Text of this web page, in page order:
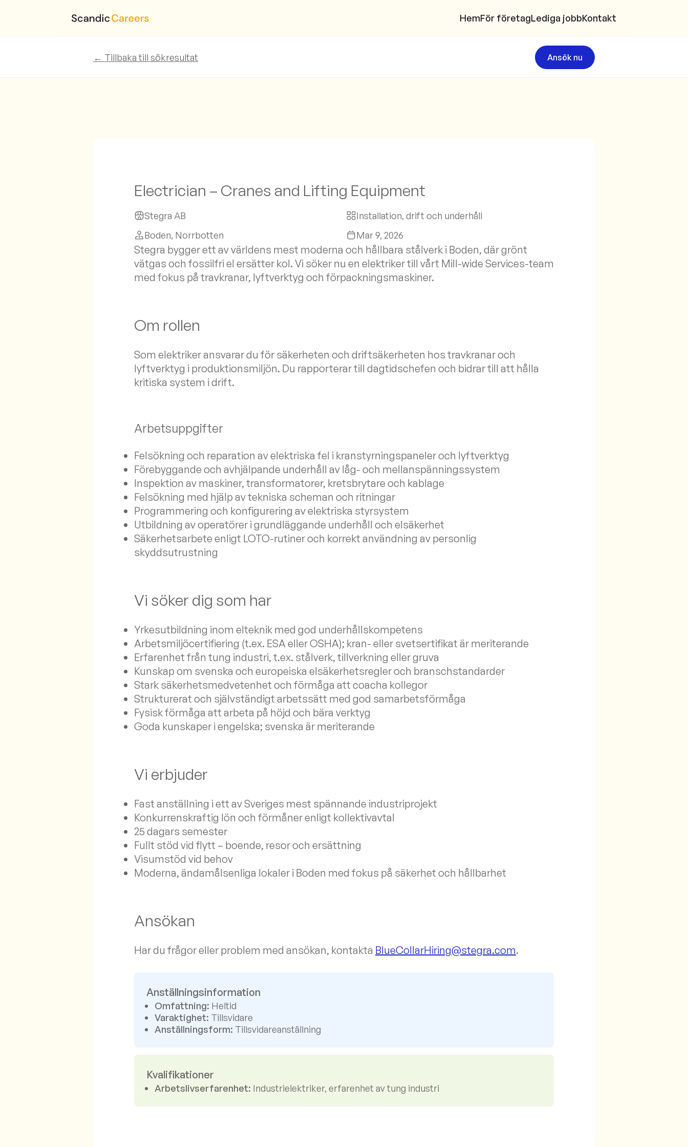
HemFör företagLediga jobbKontakt
← Tillbaka till sökresultat Ansök nu
Electrician – Cranes and Lifting Equipment
Stegra AB
Installation, drift och underhåll
Boden, Norrbotten Mar 9, 2026
Stegra bygger ett av världens mest moderna och hållbara stålverk i Boden, där grönt
vätgas och fossilfri el ersätter kol. Vi söker nu en elektriker till vårt Mill-wide Services-team
med fokus på travkranar, lyftverktyg och förpackningsmaskiner.
Om rollen
Som elektriker ansvarar du för säkerheten och driftsäkerheten hos travkranar och
lyftverktyg i produktionsmiljön. Du rapporterar till dagtidschefen och bidrar till att hålla
kritiska system i drift.
Arbetsuppgifter
Felsökning och reparation av elektriska fel i kranstyrningspaneler och lyftverktyg
Förebyggande och avhjälpande underhåll av låg- och mellanspänningssystem
Inspektion av maskiner, transformatorer, kretsbrytare och kablage
Felsökning med hjälp av tekniska scheman och ritningar
Programmering och konfigurering av elektriska styrsystem
Utbildning av operatörer i grundläggande underhåll och elsäkerhet
Säkerhetsarbete enligt LOTO-rutiner och korrekt användning av personlig
skyddsutrustning
Vi söker dig som har
Yrkesutbildning inom elteknik med god underhållskompetens
Arbetsmiljöcertifiering (t.ex. ESA eller OSHA); kran- eller svetsertifikat är meriterande
Erfarenhet från tung industri, t.ex. stålverk, tillverkning eller gruva
Kunskap om svenska och europeiska elsäkerhetsregler och branschstandarder
Stark säkerhetsmedvetenhet och förmåga att coacha kollegor
Strukturerat och självständigt arbetssätt med god samarbetsförmåga
Fysisk förmåga att arbeta på höjd och bära verktyg
Goda kunskaper i engelska; svenska är meriterande
Vi erbjuder
Fast anställning i ett av Sveriges mest spännande industriprojekt
Konkurrenskraftig lön och förmåner enligt kollektivavtal
25 dagars semester
Fullt stöd vid flytt – boende, resor och ersättning
Visumstöd vid behov
Moderna, ändamålsenliga lokaler i Boden med fokus på säkerhet och hållbarhet
Ansökan
Har du frågor eller problem med ansökan, kontakta BlueCollarHiring@stegra.com.
Anställningsinformation
Omfattning: Heltid
Varaktighet: Tillsvidare
Anställningsform: Tillsvidareanställning
Kvalifikationer
Arbetslivserfarenhet: Industrielektriker, erfarenhet av tung industri